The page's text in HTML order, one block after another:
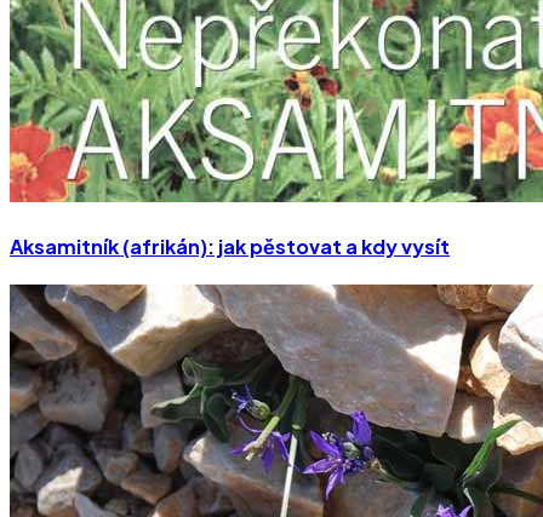
Aksamitník (afrikán): jak pěstovat a kdy vysít